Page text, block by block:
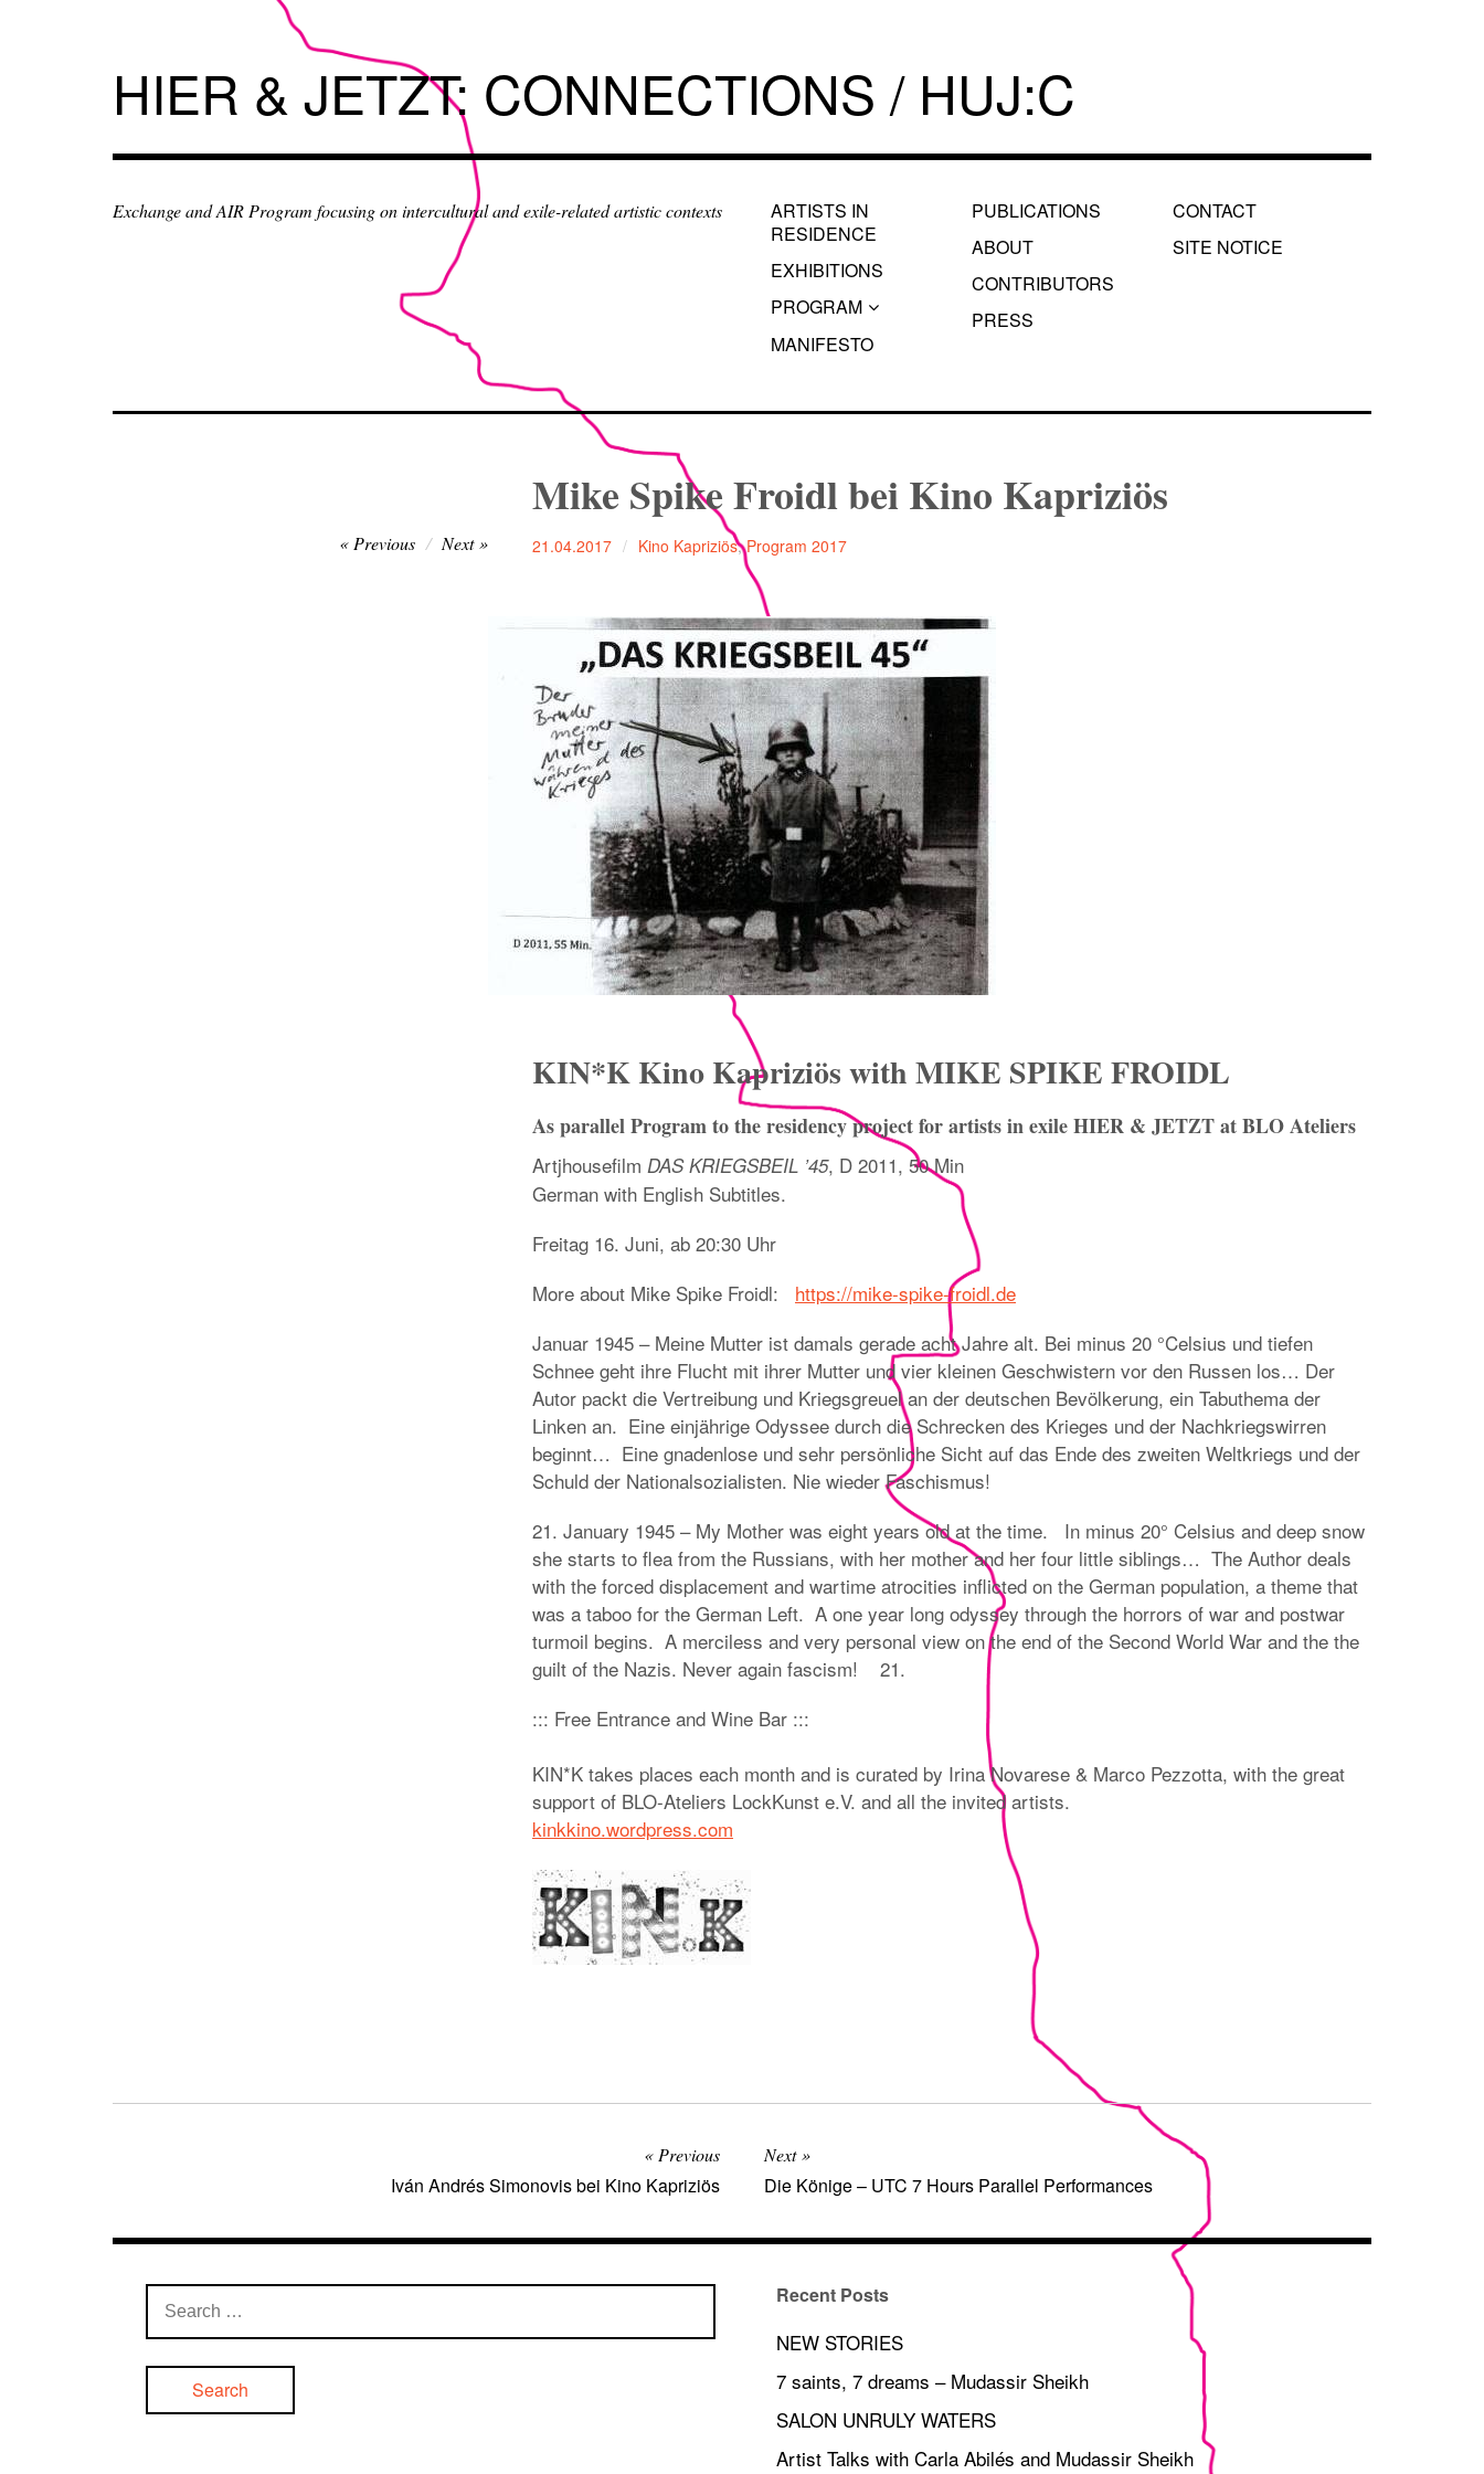
HIER & JETZT: CONNECTIONS / HUJ:C
Exchange and AIR Program focusing on intercultural and exile-related artistic contexts
ARTISTS IN
RESIDENCE
EXHIBITIONS
PROGRAM
MANIFESTO
PUBLICATIONS
ABOUT
CONTRIBUTORS
PRESS
CONTACT
SITE NOTICE
Mike Spike Froidl bei Kino Kapriziös
21.04.2017 Kino Kapriziös,Program 2017
Previous Next
KIN*K Kino Kapriziös with MIKE SPIKE FROIDL
As parallel Program to the residency project for artists in exile HIER & JETZT at BLO Ateliers
ArtjhousefilmDAS KRIEGSBEIL ’45, D 2011, 50 Min
German with English Subtitles.
Freitag 16. Juni, ab 20:30 Uhr
More about Mike Spike Froidl: https://mike-spike-froidl.de
Januar 1945 – Meine Mutter ist damals gerade acht Jahre alt. Bei minus 20 °Celsius und tiefen
Schnee geht ihre Flucht mit ihrer Mutter und vier kleinen Geschwistern vor den Russen los… Der
Autor packt die Vertreibung und Kriegsgreuel an der deutschen Bevölkerung, ein Tabuthema der
Linken an. Eine einjährige Odyssee durch die Schrecken des Krieges und der Nachkriegswirren
beginnt… Eine gnadenlose und sehr persönliche Sicht auf das Ende des zweiten Weltkriegs und der
Schuld der Nationalsozialisten. Nie wieder Faschismus!
21. January 1945 – My Mother was eight years old at the time. In minus 20° Celsius and deep snow
she starts to flea from the Russians, with her mother and her four little siblings… The Author deals
with the forced displacement and wartime atrocities inflicted on the German population, a theme that
was a taboo for the German Left. A one year long odyssey through the horrors of war and postwar
turmoil begins. A merciless and very personal view on the end of the Second World War and the the
guilt of the Nazis. Never again fascism! 21.
::: Free Entrance and Wine Bar :::
KIN*K takes places each month and is curated by Irina Novarese & Marco Pezzotta, with the great
support of BLO-Ateliers LockKunst e.V. and all the invited artists.
kinkkino.wordpress.com
Previous
Iván Andrés Simonovis bei Kino Kapriziös
Next
Die Könige – UTC 7 Hours Parallel Performances
Search
for:
Recent Posts
NEW STORIES
7 saints, 7 dreams – Mudassir Sheikh
SALON UNRULY WATERS
Artist Talks with Carla Abilés and Mudassir Sheikh